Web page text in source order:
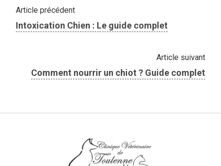
Article précédent
Intoxication Chien : Le guide complet
Article suivant
Comment nourrir un chiot ? Guide complet